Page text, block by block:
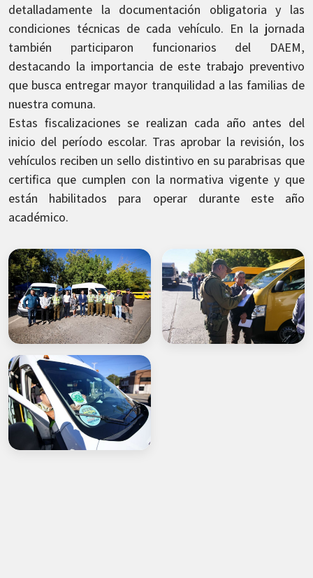
detalladamente la documentación obligatoria y las
condiciones técnicas de cada vehículo. En la jornada
también participaron funcionarios del DAEM,
destacando la importancia de este trabajo preventivo
que busca entregar mayor tranquilidad a las familias de
nuestra comuna.
Estas fiscalizaciones se realizan cada año antes del
inicio del período escolar. Tras aprobar la revisión, los
vehículos reciben un sello distintivo en su parabrisas que
certifica que cumplen con la normativa vigente y que
están habilitados para operar durante este año
académico.